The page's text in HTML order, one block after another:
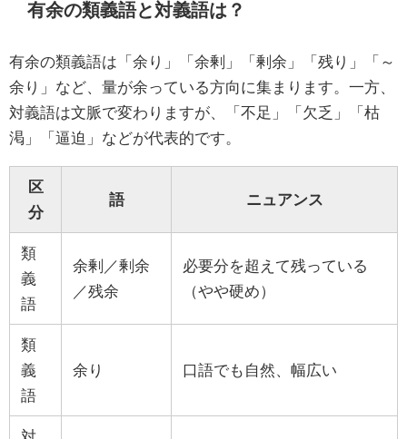
有余の類義語と対義語は？
有余の類義語は「余り」「余剰」「剰余」「残り」「～
余り」など、量が余っている方向に集まります。一方、
対義語は文脈で変わりますが、「不足」「欠乏」「枯
渇」「逼迫」などが代表的です。
区
分
語 ニュアンス
類
義
語
余剰／剰余
／残余
必要分を超えて残っている
（やや硬め）
類
義
語
余り 口語でも自然、幅広い
対